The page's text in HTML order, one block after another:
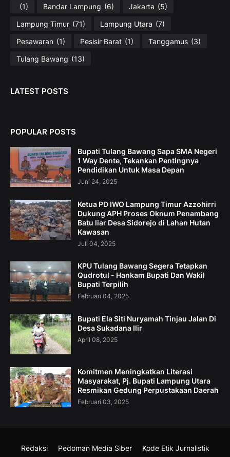
(1) Bandar Lampung (6) Jakarta (5)
Lampung Timur (71) Lampung Utara (7)
Pesawaran (1) Pesisir Barat (1) Tanggamus (3)
Tulang Bawang (13)
LATEST POSTS
POPULAR POSTS
Bupati Tulang Bawang Sapa SMA Negeri
1 Way Dente, Tekankan Pentingnya
Pendidikan Untuk Masa Depan
Juni 24, 2025
Ketua PD IWO Lampung Timur Azzohirri
Dukung APH Proses Oknum Penambang
Batu liar Desa Sidorejo di Lahan Hutan
Kawasan
Juli 04, 2025
KPU Tulang Bawang Segera Tetapkan
Qudrotul - Hankam Bupati Dan Wakil
Bupati Terpilih
Februari 04, 2025
Bupati Ela Siti Nuryamah Tinjau Jalan Di
Desa Sukadana Ilir
April 08, 2025
Komitmen Meningkatkan Literasi
Masyarakat, Pj. Bupati Lampung Utara
Resmikan Gedung Perpustakaan Daerah
Februari 03, 2025
Redaksi Pedoman Media Siber
Kode Etik Jurnalistik